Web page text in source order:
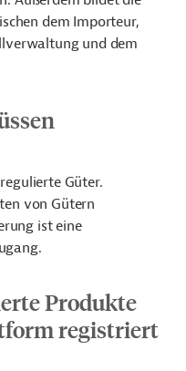
dem Importeur,
und dem
Güter.
von Gütern
ist eine
Produkte
registriert